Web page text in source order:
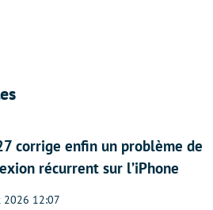
corrige enfin un problème de
récurrent sur l’iPhone
2026 12:07